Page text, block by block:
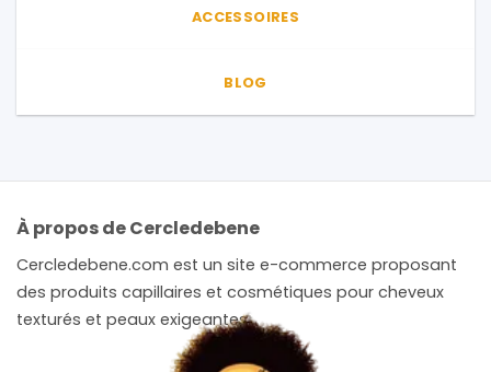
ACCESSOIRES
BLOG
À propos de Cercledebene
Cercledebene.com est un site e-commerce proposant
des produits capillaires et cosmétiques pour cheveux
texturés et peaux exigeantes.